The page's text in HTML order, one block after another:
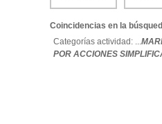
Coincidencias en la
Categorías actividad: ...
POR ACCIONES